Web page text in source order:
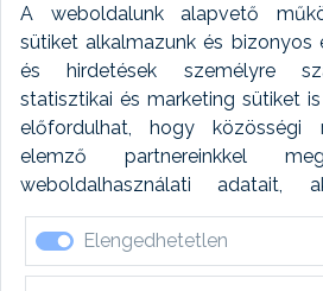
A weboldalunk alapvető
sütiket alkalmazunk és bizonyos
és hirdetések személyre
statisztikai és marketing sütiket
előfordulhat, hogy közösségi
elemző partnereinkkel
weboldalhasználati adatait,
forrásokból gyűjtött adatokkal
elfogadásával kapcsolatosan
ezen adatokat 6 hónap után
Elengedhetetlen
Fényképtár extra
Autómosó